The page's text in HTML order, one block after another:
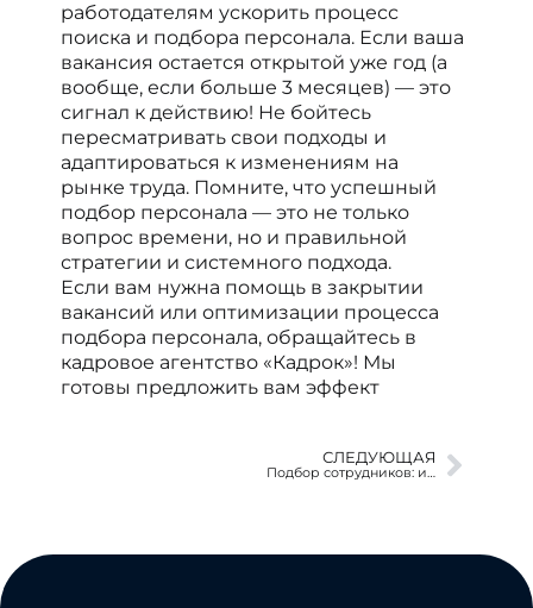
работодателям ускорить процесс
поиска и подбора персонала. Если ваша
вакансия остается открытой уже год (а
вообще, если больше 3 месяцев) — это
сигнал к действию! Не бойтесь
пересматривать свои подходы и
адаптироваться к изменениям на
рынке труда. Помните, что успешный
подбор персонала — это не только
вопрос времени, но и правильной
стратегии и системного подхода.
Если вам нужна помощь в закрытии
вакансий или оптимизации процесса
подбора персонала, обращайтесь в
кадровое агентство «Кадрок»! Мы
готовы предложить вам эффект
СЛЕДУЮЩАЯ
Подбор сотрудников: интуиция против опыта. Как не ошибиться?